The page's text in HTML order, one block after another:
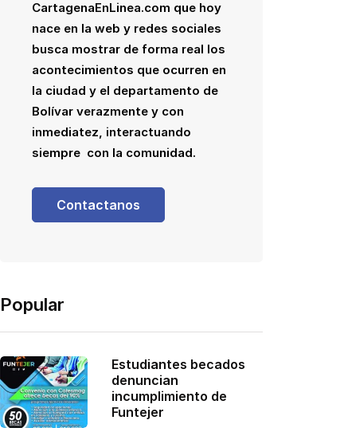
CartagenaEnLinea.com que hoy
nace en la web y redes sociales
busca mostrar de forma real los
acontecimientos que ocurren en
la ciudad y el departamento de
Bolívar verazmente y con
inmediatez, interactuando
siempre con la comunidad.
Contactanos
Popular
Estudiantes becados
denuncian
incumplimiento de
Funtejer